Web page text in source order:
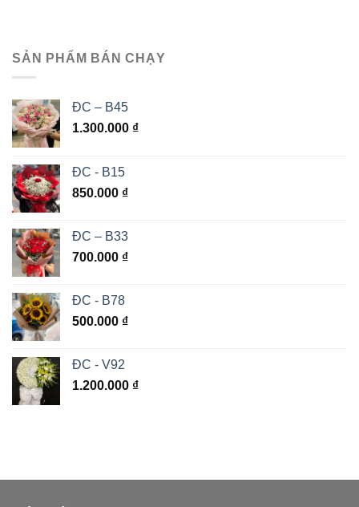
SẢN PHẨM BÁN CHẠY
ĐC – B45
1.300.000 ₫
ĐC - B15
850.000 ₫
ĐC – B33
700.000 ₫
ĐC - B78
500.000 ₫
ĐC - V92
1.200.000 ₫